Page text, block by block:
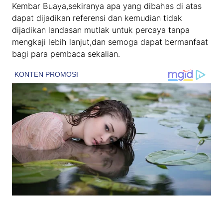
Kembar Buaya,sekiranya apa yang dibahas di atas
dapat dijadikan referensi dan kemudian tidak
dijadikan landasan mutlak untuk percaya tanpa
mengkaji lebih lanjut,dan semoga dapat bermanfaat
bagi para pembaca sekalian.